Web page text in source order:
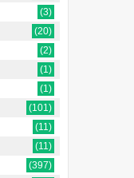
(3)
(20)
(2)
(1)
(1)
(101)
(11)
(11)
(397)